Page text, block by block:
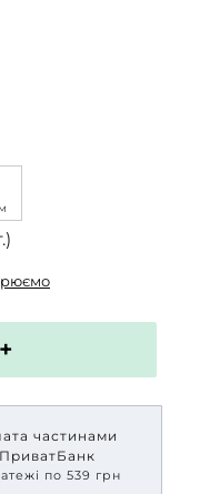
частинами
ПриватБанк
по 539 грн